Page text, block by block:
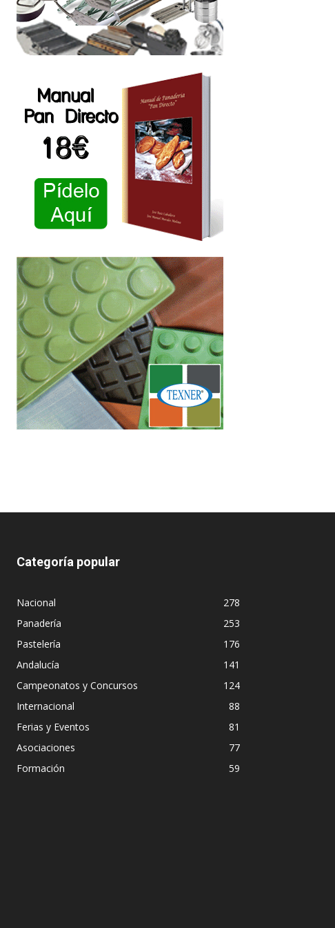
Categoría popular
Nacional
278
Panadería
253
Pastelería
176
Andalucía
141
Campeonatos y Concursos
124
Internacional
88
Ferias y Eventos
81
Asociaciones
77
Formación
59